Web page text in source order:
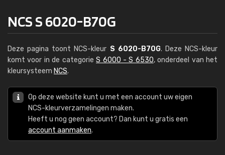
NCS S 6020-B70G
Deze pagina toont NCS-kleur S 6020-B70G. Deze NCS-kleur
komt voor in de categorieS 6000 - S 6530, onderdeel van het
kleursysteem NCS.
Op deze website kunt u met een account uw eigen
NCS-kleurverzamelingen maken.
Heeft u nog geen account? Dan kunt u gratis een
account aanmaken.